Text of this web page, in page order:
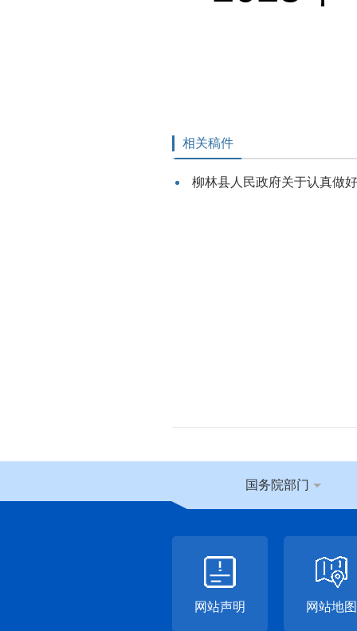
相关稿件
柳林县人民政府关于认真做
国务院部门
网站声明 网站地图